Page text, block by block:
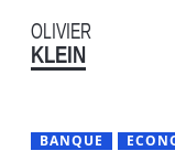
OLIVIER
KLEIN
BANQUE